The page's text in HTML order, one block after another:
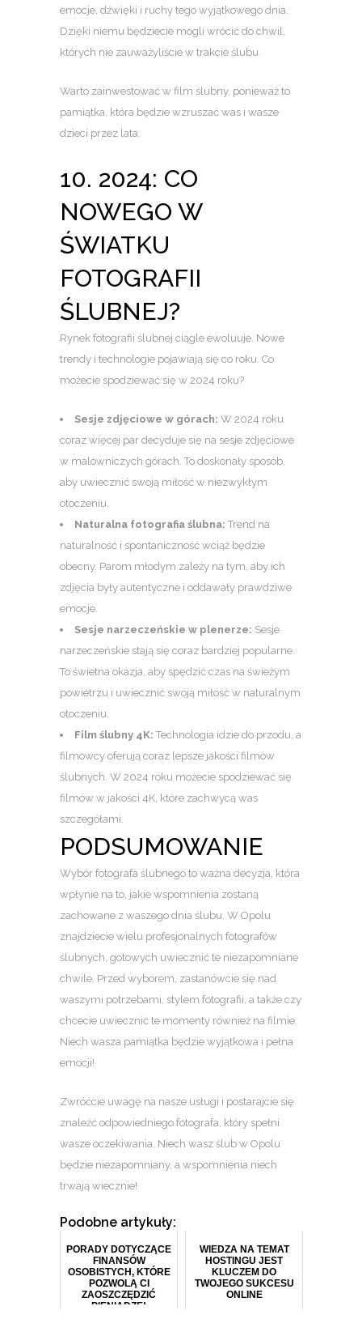
emocje, dźwięki i ruchy tego wyjątkowego dnia.
Dzięki niemu będziecie mogli wrócić do chwil,
których nie zauważyliście w trakcie ślubu.
Warto zainwestować w film ślubny, ponieważ to
pamiątka, która będzie wzruszać was i wasze
dzieci przez lata.
10. 2024: CO
NOWEGO W
ŚWIATKU
FOTOGRAFII
ŚLUBNEJ?
Rynek fotografii ślubnej ciągle ewoluuje. Nowe
trendy i technologie pojawiają się co roku. Co
możecie spodziewać się w 2024 roku?
Sesje zdjęciowe w górach: W 2024 roku
coraz więcej par decyduje się na sesje zdjęciowe
w malowniczych górach. To doskonały sposób,
aby uwiecznić swoją miłość w niezwykłym
otoczeniu.
Naturalna fotografia ślubna: Trend na
naturalność i spontaniczność wciąż będzie
obecny. Parom młodym zależy na tym, aby ich
zdjęcia były autentyczne i oddawały prawdziwe
emocje.
Sesje narzeczeńskie w plenerze: Sesje
narzeczeńskie stają się coraz bardziej popularne.
To świetna okazja, aby spędzić czas na świeżym
powietrzu i uwiecznić swoją miłość w naturalnym
otoczeniu.
Film ślubny 4K: Technologia idzie do przodu, a
filmowcy oferują coraz lepsze jakości filmów
ślubnych. W 2024 roku możecie spodziewać się
filmów w jakości 4K, które zachwycą was
szczegółami.
PODSUMOWANIE
Wybór fotografa ślubnego to ważna decyzja, która
wpłynie na to, jakie wspomnienia zostaną
zachowane z waszego dnia ślubu. W Opolu
znajdziecie wielu profesjonalnych fotografów
ślubnych, gotowych uwiecznić te niezapomniane
chwile. Przed wyborem, zastanówcie się nad
waszymi potrzebami, stylem fotografii, a także czy
chcecie uwiecznić te momenty również na filmie.
Niech wasza pamiątka będzie wyjątkowa i pełna
emocji!
Zwróćcie uwagę na nasze usługi i postarajcie się
znaleźć odpowiedniego fotografa, który spełni
wasze oczekiwania. Niech wasz ślub w Opolu
będzie niezapomniany, a wspomnienia niech
trwają wiecznie!
Podobne artykuły:
PORADY DOTYCZĄCE
FINANSÓW
OSOBISTYCH, KTÓRE
POZWOLĄ CI
ZAOSZCZĘDZIĆ
PIENIĄDZE!
WIEDZA NA TEMAT
HOSTINGU JEST
KLUCZEM DO
TWOJEGO SUKCESU
ONLINE